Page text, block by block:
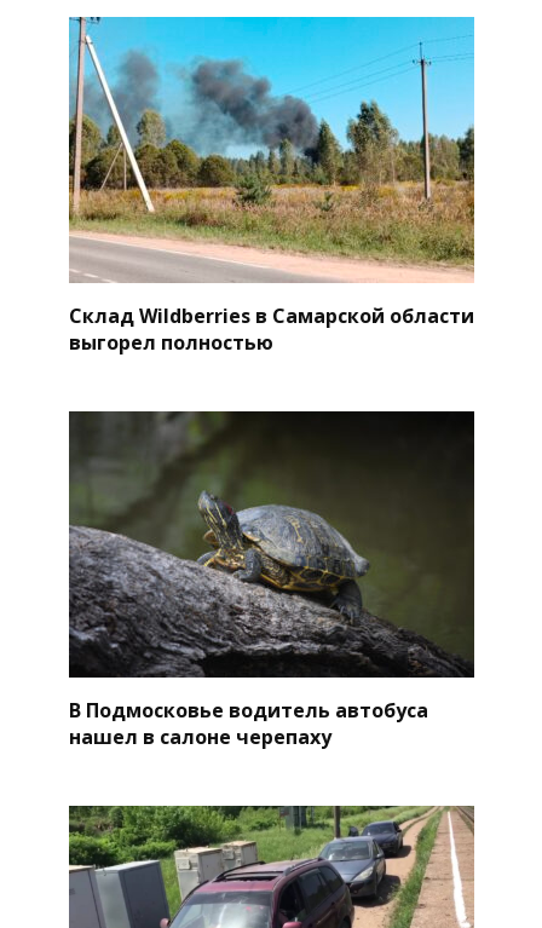
Склад Wildberries в Самарской области
выгорел полностью
В Подмосковье водитель автобуса
нашел в салоне черепаху